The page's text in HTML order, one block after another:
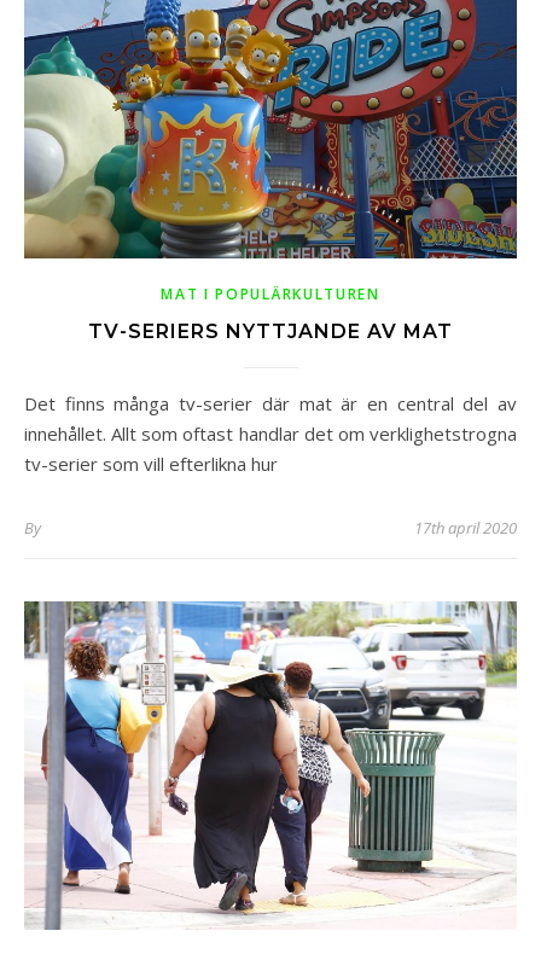
MAT I POPULÄRKULTUREN
TV-SERIERS NYTTJANDE AV MAT
Det finns många tv-serier där mat är en central del av
innehållet. Allt som oftast handlar det om verklighetstrogna
tv-serier som vill efterlikna hur
By 17th april 2020